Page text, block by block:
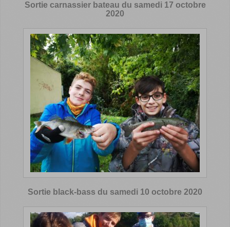
Sortie carnassier bateau du samedi 17 octobre
2020
Sortie black-bass du samedi 10 octobre 2020